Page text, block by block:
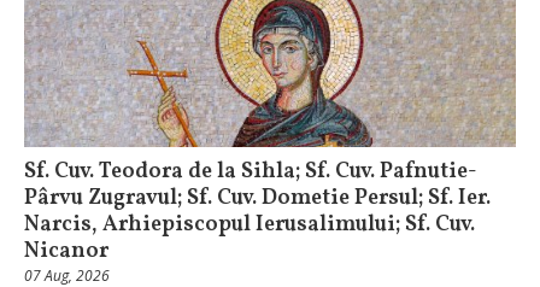
Sf. Cuv. Teodora de la Sihla; Sf. Cuv. Pafnutie-
Pârvu Zugravul; Sf. Cuv. Dometie Persul; Sf. Ier.
Narcis, Arhiepiscopul Ierusalimului; Sf. Cuv.
Nicanor
07 Aug, 2026